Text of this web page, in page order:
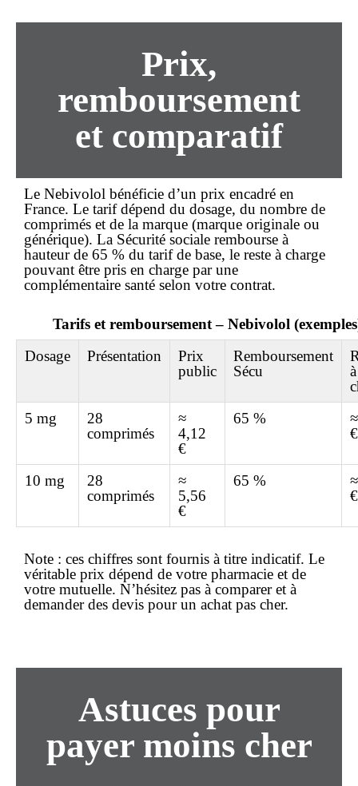
Prix,
remboursement
et comparatif
Le Nebivolol bénéficie d’un prix encadré en
France. Le tarif dépend du dosage, du nombre de
comprimés et de la marque (marque originale ou
générique). La Sécurité sociale rembourse à
hauteur de 65 % du tarif de base, le reste à charge
pouvant être pris en charge par une
complémentaire santé selon votre contrat.
Tarifs et remboursement – Nebivolol
Dosage
Présentation
Prix
public
Remboursement
Sécu
à
5 mg
28
comprimés
≈
4,12
€
65 %
€
10 mg
28
comprimés
≈
5,56
€
65 %
€
Note : ces chiffres sont fournis à titre indicatif. Le
véritable prix dépend de votre pharmacie et de
votre mutuelle. N’hésitez pas à comparer et à
demander des devis pour un achat pas cher.
Astuces pour
payer moins cher